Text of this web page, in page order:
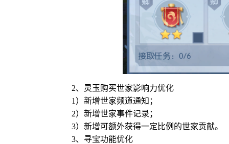
2、灵玉购买世家影响力优化
1）新增世家频道通知；
2）新增世家事件记录；
3）新增可额外获得一定比例的世家贡献。
3、寻宝功能优化